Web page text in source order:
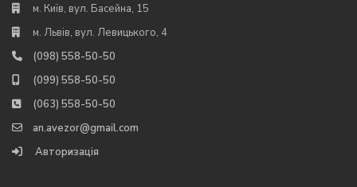
м. Київ, вул. Басейна, 15
м. Львів, вул. Левицького, 4
(098) 558-50-50
(099) 558-50-50
(063) 558-50-50
an.avezor@gmail.com
Авторизація